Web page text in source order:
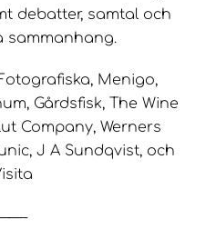
debatter, samtal och
sammanhang.
Menigo,
Gårdsfisk, The Wine
Company, Werners
J A Sundqvist, och